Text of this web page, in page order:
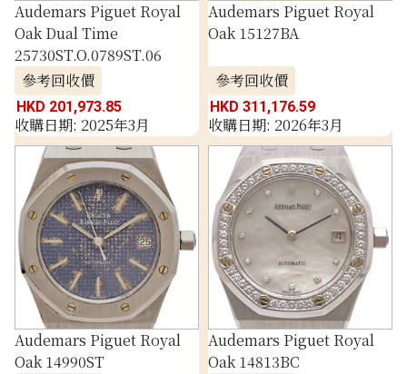
Audemars Piguet Royal
Oak Dual Time
25730ST.O.0789ST.06
參考回收價
HKD 201,973.85
收購日期: 2025年3月
Audemars Piguet Royal
Oak 15127BA
參考回收價
HKD 311,176.59
收購日期: 2026年3月
Audemars Piguet Royal
Oak 14990ST
Audemars Piguet Royal
Oak 14813BC